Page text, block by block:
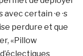
certain ·e ·s
perdure et que
«Pillow